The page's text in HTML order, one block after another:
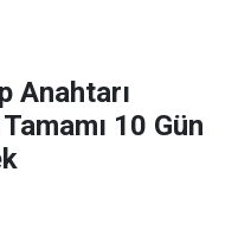
Anahtarı
10 Gün